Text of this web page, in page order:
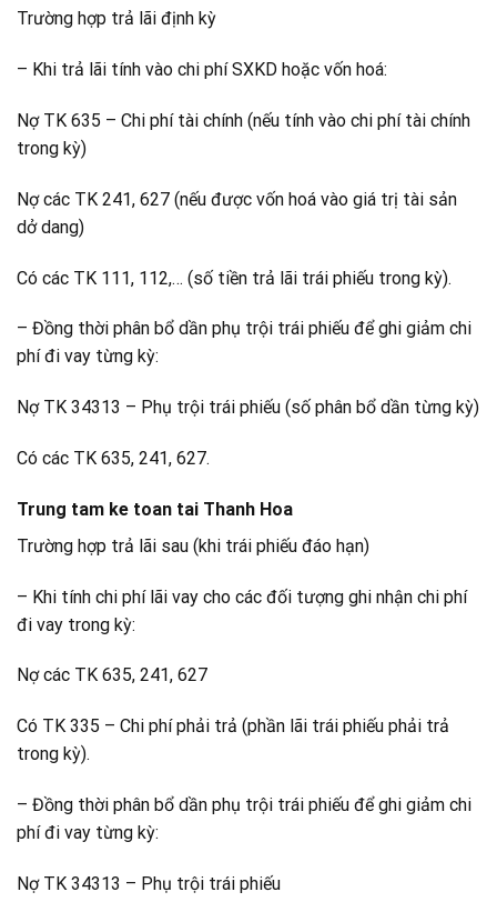
Trường hợp trả lãi định kỳ
– Khi trả lãi tính vào chi phí SXKD hoặc vốn hoá:
Nợ TK 635 – Chi phí tài chính (nếu tính vào chi phí tài chính
trong kỳ)
Nợ các TK 241, 627 (nếu được vốn hoá vào giá trị tài sản
dở dang)
Có các TK 111, 112,… (số tiền trả lãi trái phiếu trong kỳ).
– Đồng thời phân bổ dần phụ trội trái phiếu để ghi giảm chi
phí đi vay từng kỳ:
Nợ TK 34313 – Phụ trội trái phiếu (số phân bổ dần từng kỳ)
Có các TK 635, 241, 627.
Trung tam ke toan tai Thanh Hoa
Trường hợp trả lãi sau (khi trái phiếu đáo hạn)
– Khi tính chi phí lãi vay cho các đối tượng ghi nhận chi phí
đi vay trong kỳ:
Nợ các TK 635, 241, 627
Có TK 335 – Chi phí phải trả (phần lãi trái phiếu phải trả
trong kỳ).
– Đồng thời phân bổ dần phụ trội trái phiếu để ghi giảm chi
phí đi vay từng kỳ:
Nợ TK 34313 – Phụ trội trái phiếu